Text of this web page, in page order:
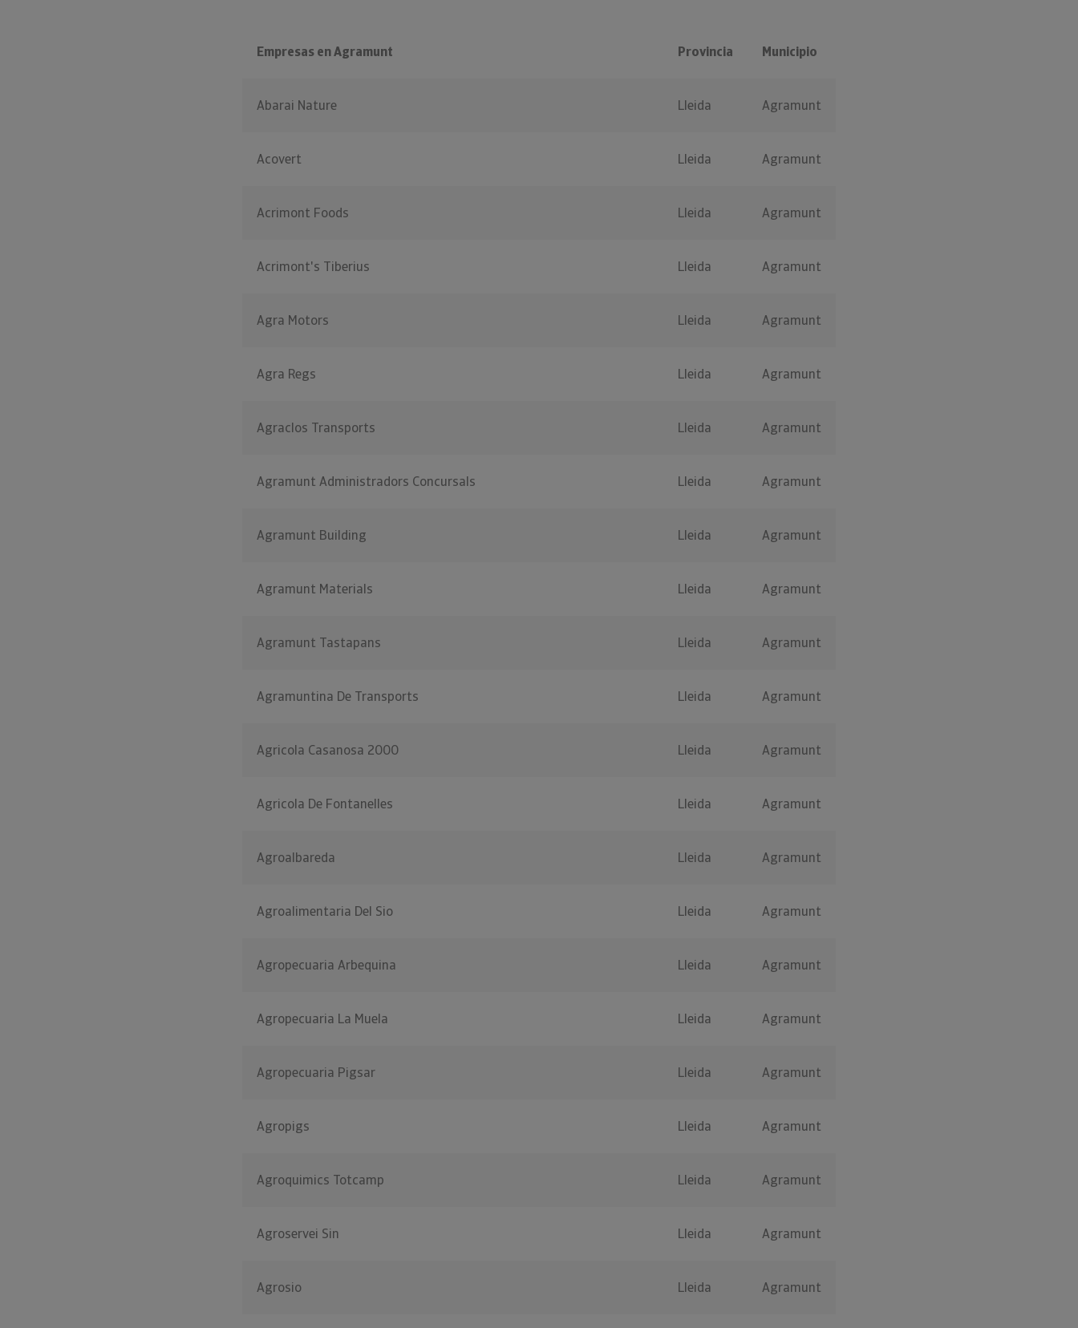
Empresas en Agramunt Provincia Municipio
Abarai Nature Lleida Agramunt
Acovert Lleida Agramunt
Acrimont Foods Lleida Agramunt
Acrimont's Tiberius Lleida Agramunt
Agra Motors Lleida Agramunt
Agra Regs Lleida Agramunt
Agraclos Transports Lleida Agramunt
Agramunt Administradors Concursals Lleida Agramunt
Agramunt Building Lleida Agramunt
Agramunt Materials Lleida Agramunt
Agramunt Tastapans Lleida Agramunt
Agramuntina De Transports Lleida Agramunt
Agricola Casanosa 2000 Lleida Agramunt
Agricola De Fontanelles Lleida Agramunt
Agroalbareda Lleida Agramunt
Agroalimentaria Del Sio Lleida Agramunt
Agropecuaria Arbequina Lleida Agramunt
Agropecuaria La Muela Lleida Agramunt
Agropecuaria Pigsar Lleida Agramunt
Agropigs Lleida Agramunt
Agroquimics Totcamp Lleida Agramunt
Agroservei Sin Lleida Agramunt
Agrosio Lleida Agramunt